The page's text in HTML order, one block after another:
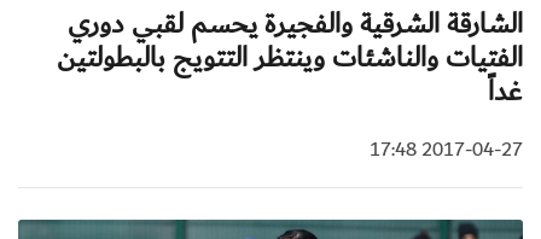
الشارقة الشرقية والفجيرة يحسم لقبي دوري
الفتيات والناشئات وينتظر التتويج بالبطولتين
غداً
2017-04-27 17:48